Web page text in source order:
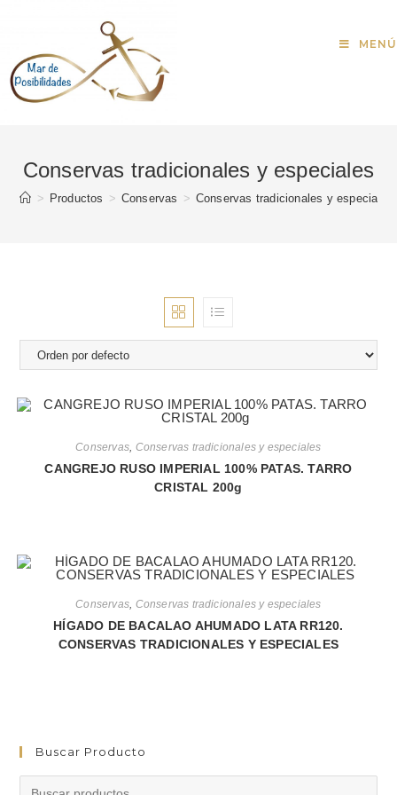
MENÚ
Conservas tradicionales y especiales
> Productos > Conservas > Conservas tradicionales y especiales
Conservas, Conservas tradicionales y especiales
CANGREJO RUSO IMPERIAL 100% PATAS. TARRO
CRISTAL 200g
Conservas Conservas tradicionales y especiales
HÍGADO DE BACALAO AHUMADO LATA RR120.
CONSERVAS TRADICIONALES Y ESPECIALES
Buscar Producto